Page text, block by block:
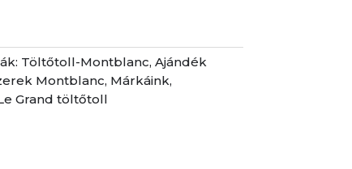
Töltőtoll-Montblanc, Ajándék
Montblanc, Márkáink,
Grand töltőtoll